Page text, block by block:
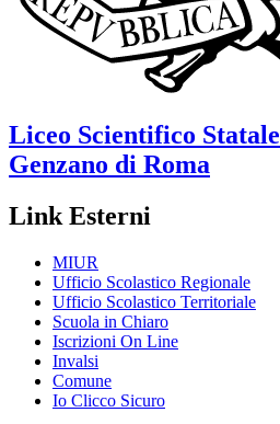
Liceo Scientifico Statale
Genzano di Roma
Link Esterni
MIUR
Ufficio Scolastico Regionale
Ufficio Scolastico Territoriale
Scuola in Chiaro
Iscrizioni On Line
Invalsi
Comune
Io Clicco Sicuro